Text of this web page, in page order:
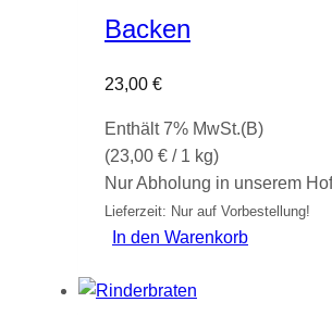
Backen
23,00 €
Enthält 7% MwSt.(B)
(23,00 € / 1 kg)
Nur Abholung in unserem
Lieferzeit: Nur auf Vorbestellung!
In den Warenkorb